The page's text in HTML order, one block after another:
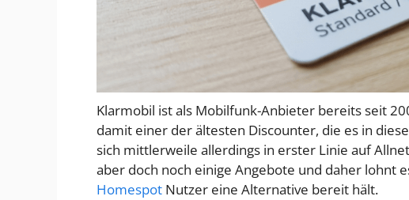
Klarmobil ist als Mobilfunk-Anbieter bereits seit
damit einer der ältesten Discounter, die es in
sich mittlerweile allerdings in erster Linie auf
aber doch noch einige Angebote und daher lohnt
Homespot Nutzer eine Alternative bereit hält.